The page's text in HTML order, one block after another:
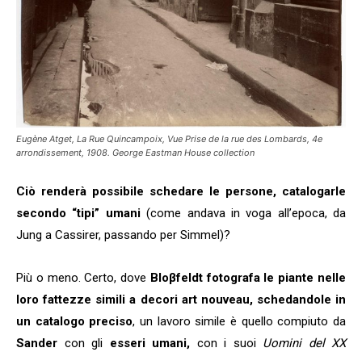
Eugène Atget, La Rue Quincampoix, Vue Prise de la rue des Lombards, 4e
arrondissement, 1908. George Eastman House collection
Ciò renderà possibile schedare le persone, catalogarle
secondo “tipi” umani(come andava in voga all’epoca, da
Jung a Cassirer, passando per Simmel)?
Più o meno. Certo, dove Bloβfeldt fotografa le piante nelle
loro fattezze simili a decori art nouveau, schedandole in
un catalogo preciso, un lavoro simile è quello compiuto da
Sander con gli esseri umani, con i suoi Uomini del XX